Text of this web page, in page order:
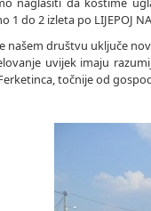
1 do 2 izleta po LIJEPOJ
našem društvu uključe
uvijek imaju
točnije od